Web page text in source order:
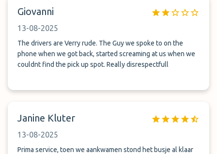
Giovanni
13-08-2025
The drivers are Verry rude. The Guy we spoke to on the
phone when we got back, started screaming at us when we
couldnt find the pick up spot. Really disrespectfull
Janine Kluter
13-08-2025
Prima service, toen we aankwamen stond het busje al klaar